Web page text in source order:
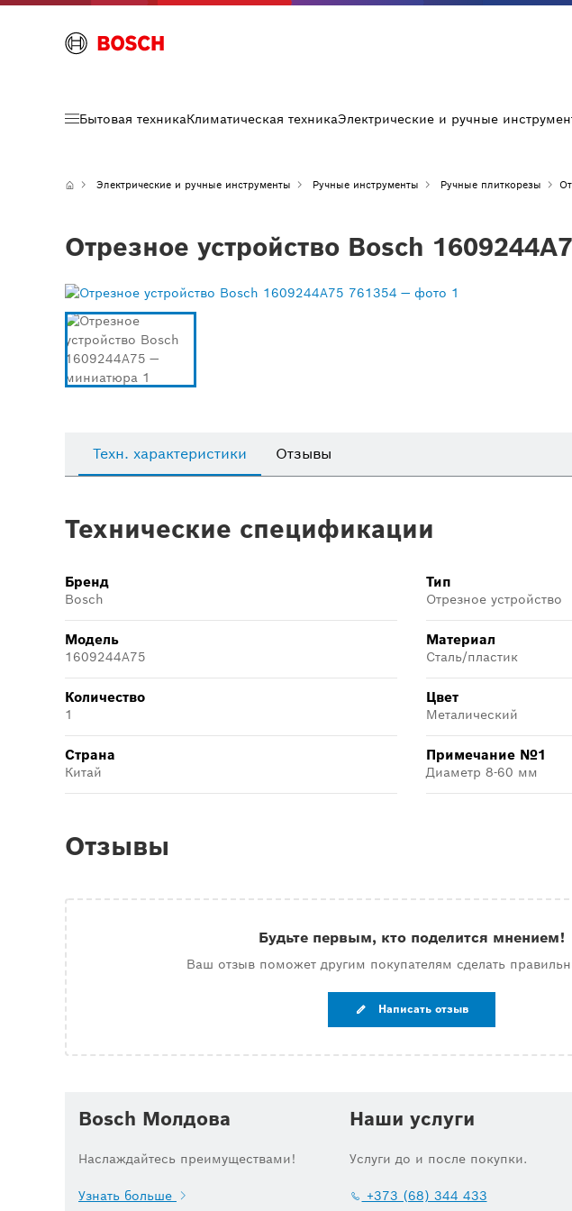
Бытовая техникаКлиматическая техникаЭлектрические и ручные
Электрические и ручные инструменты Ручные инструменты Ручные плиткорезы
Отрезное устройство Bosch
Техн. характеристики Отзывы
Технические спецификации
Бренд
Bosch
Тип
Отрезное устройство
Модель
1609244A75
Материал
Сталь/пластик
Количество
1
Цвет
Металический
Страна
Китай
Примечание №1
Диаметр 8-60 мм
Отзывы
Будьте первым, кто поделится мнением!
Ваш отзыв поможет другим покупателям сделать
Написать отзыв
Bosch Молдова
Наслаждайтесь преимуществами!
Узнать больше
Наши услуги
Услуги до и после покупки.
+373 (68) 344 433